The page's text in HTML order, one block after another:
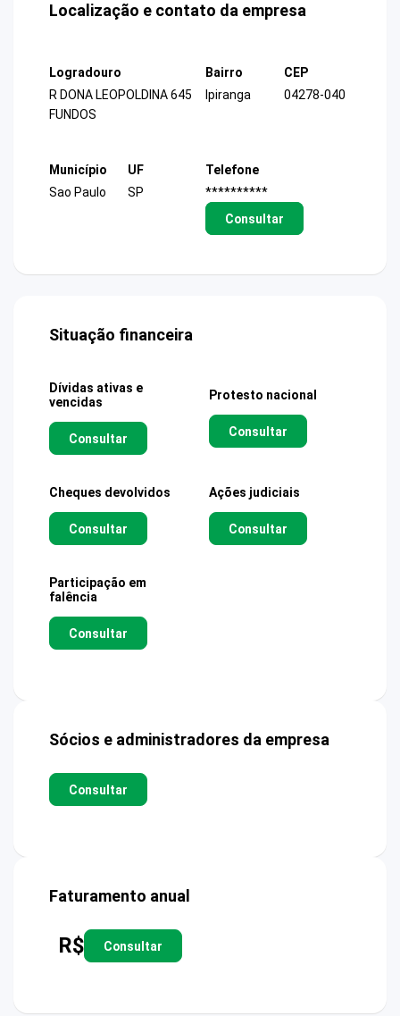
Localização e contato da empresa
Logradouro
R DONA LEOPOLDINA 645
FUNDOS
Bairro
Ipiranga
CEP
04278-040
Município
Sao Paulo
UF
SP
Telefone
**********
Consultar
Situação financeira
Dívidas ativas e
vencidas
Consultar
Protesto nacional
Consultar
Cheques devolvidos
Consultar
Ações judiciais
Consultar
Participação em
falência
Consultar
Sócios e administradores da empresa
Consultar
Faturamento anual
R$ Consultar